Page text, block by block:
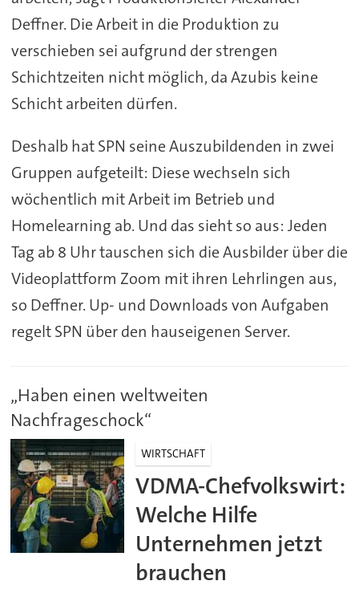
Deffner. Die Arbeit in die Produktion zu
verschieben sei aufgrund der strengen
Schichtzeiten nicht möglich, da Azubis keine
Schicht arbeiten dürfen.
Deshalb hat SPN seine Auszubildenden in zwei
Gruppen aufgeteilt: Diese wechseln sich
wöchentlich mit Arbeit im Betrieb und
Homelearning ab. Und das sieht so aus: Jeden
Tag ab 8 Uhr tauschen sich die Ausbilder über die
Videoplattform Zoom mit ihren Lehrlingen aus,
so Deffner. Up- und Downloads von Aufgaben
regelt SPN über den hauseigenen Server.
„Haben einen weltweiten
Nachfrageschock“
WIRTSCHAFT
VDMA-Chefvolkswirt:
Welche Hilfe
Unternehmen jetzt
brauchen